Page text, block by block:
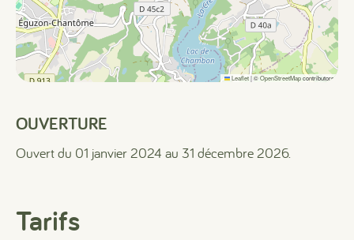
Leaflet|©OpenStreetMapcontributors
OUVERTURE
Ouvert du 01 janvier 2024 au 31 décembre 2026.
Tarifs